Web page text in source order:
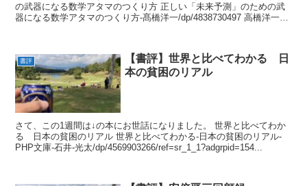
の武器になる数学アタマのつくり方 正しい「未来予測」のための武
器になる数学アタマのつくり方-髙橋洋一/dp/4838730497 高橋洋一さ
書評
【書評】世界と比べてわかる 日
本の貧困のリアル
さて、この1週間は↓の本にお世話になりました。 世界と比べてわか
る 日本の貧困のリアル 世界と比べてわかる-日本の貧困のリアル-
PHP文庫-石井-光太/dp/4569903266/ref=sr_1_1?adgrpid=154...